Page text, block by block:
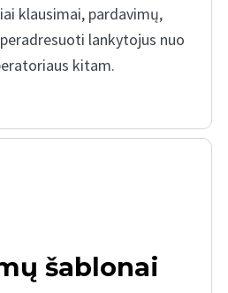
klausimai, pardavimų,
lankytojus nuo
kitam.
šablonai